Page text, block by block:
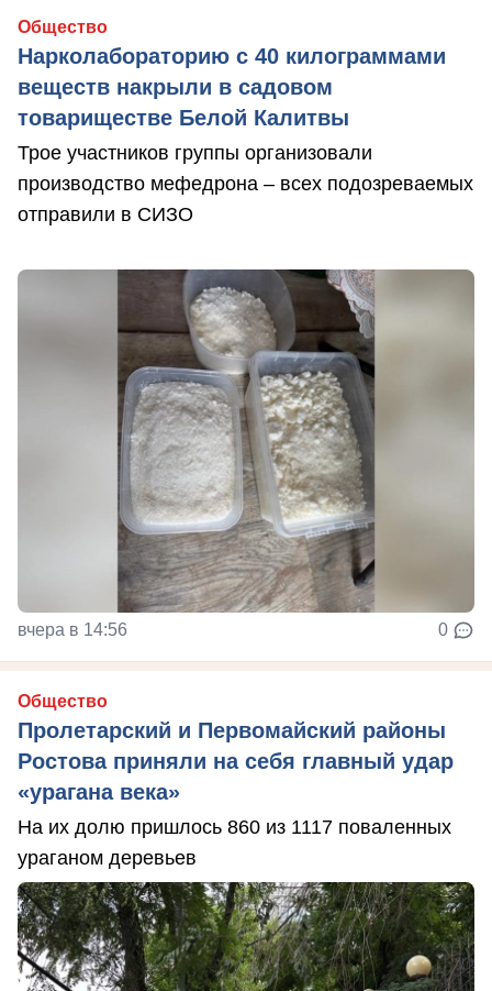
Общество
Нарколабораторию с 40 килограммами
веществ накрыли в садовом
товариществе Белой Калитвы
Трое участников группы организовали
производство мефедрона – всех подозреваемых
отправили в СИЗО
вчера в 14:56 0
Общество
Пролетарский и Первомайский районы
Ростова приняли на себя главный удар
«урагана века»
На их долю пришлось 860 из 1117 поваленных
ураганом деревьев